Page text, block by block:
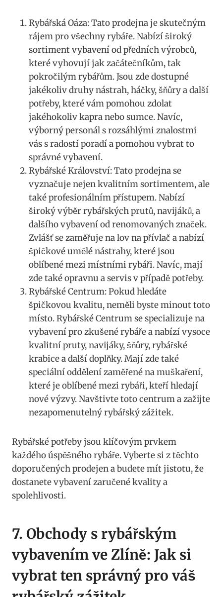
Rybářská Oáza: ‍Tato prodejna je skutečným
rájem pro⁣ všechny⁤ rybáře. ⁣Nabízí​ široký
sortiment vybavení ⁢od předních ⁣výrobců,
které vyhovují jak začátečníkům, tak
pokročilým rybářům. Jsou zde dostupné⁣
jakékoliv⁤ druhy ‌nástrah, háčky, šňůry a další
‍potřeby,​ které vám pomohou zdolat⁣
jakéhokoliv kapra nebo sumce. Navíc,
výborný⁤ personál ⁣s rozsáhlými znalostmi‍
vás ⁣s radostí poradí a pomohou vybrat ‌to
správné vybavení.
Rybářské Království: Tato⁢ prodejna se
vyznačuje nejen⁤ kvalitním sortimentem, ale
také profesionálním přístupem. ⁢Nabízí
široký výběr rybářských prutů, navijáků,‍ a
dalšího vybavení od renomovaných značek. ​
Zvlášť se zaměřuje na lov na ​přívlač ‌a nabízí
špičkové umělé⁤ nástrahy, které jsou
oblíbené‌ mezi místními rybáři. Navíc, mají
zde také opravnu a ​servis v případě potřeby.
Rybářské Centrum: Pokud hledáte ​
špičkovou kvalitu,⁢ neměli​ byste ⁢minout toto
místo. Rybářské Centrum ​se ⁤specializuje⁣ na
vybavení ‍pro zkušené rybáře a nabízí vysoce‍
kvalitní pruty, navijáky, šňůry, ⁣rybářské
krabice a další⁣ doplňky. Mají zde ⁣také
speciální oddělení zaměřené na muškaření,
které je oblíbené mezi⁤ rybáři, ⁤kteří ⁢hledají
nové výzvy. Navštivte toto centrum a zažijte
⁢nezapomenutelný rybářský zážitek.
Rybářské potřeby jsou klíčovým‍ prvkem⁢
každého⁣ úspěšného rybáře.​ Vyberte si z těchto
doporučených prodejen a ​budete mít jistotu, že
dostanete vybavení zaručené⁤ kvality a
spolehlivosti.
7. Obchody s rybářským
vybavením ve Zlíně: Jak ​si
vybrat ten správný pro váš ​